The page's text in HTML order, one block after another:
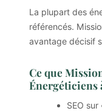
La plupart des
référencés.
avantage décisif
Ce que
Énergéticiens
SEO